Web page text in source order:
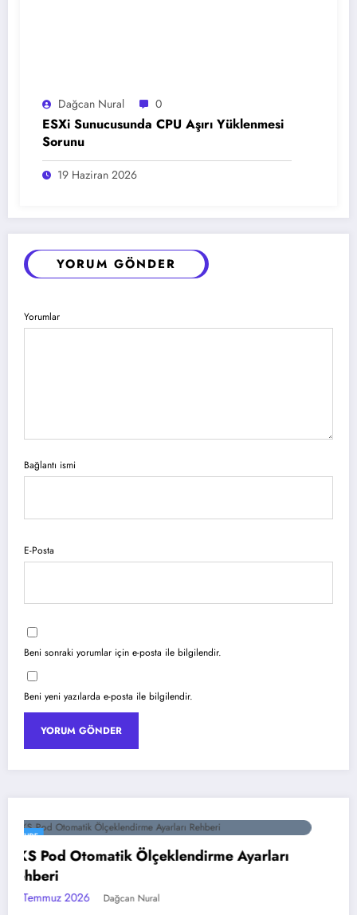
Dağcan Nural 0
ESXi Sunucusunda CPU Aşırı Yüklenmesi
Sorunu
19 Haziran 2026
YORUM GÖNDER
Yorumlar
Bağlantı ismi
E-Posta
Beni sonraki yorumlar için e-posta ile bilgilendir.
Beni yeni yazılarda e-posta ile bilgilendir.
YAPAY ZEKA
Google Gemini 3 ile Multimodal Yapay